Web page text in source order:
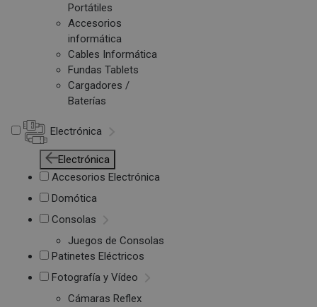
Portátiles
Accesorios
informática
Cables Informática
Fundas Tablets
Cargadores /
Baterías
Electrónica
Electrónica
Accesorios Electrónica
Domótica
Consolas
Juegos de Consolas
Patinetes Eléctricos
Fotografía y Vídeo
Cámaras Reflex